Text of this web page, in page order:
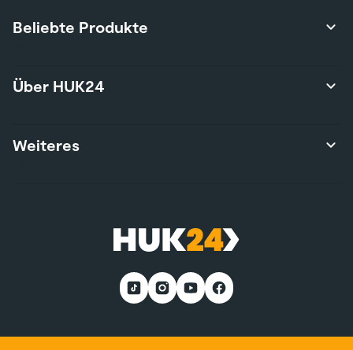
Beliebte Produkte
Produktübersicht
Hausratversicherung
Wohnmobilversicherung
Über HUK24
Über uns
Weiteres
*Teilnahmebedingungen